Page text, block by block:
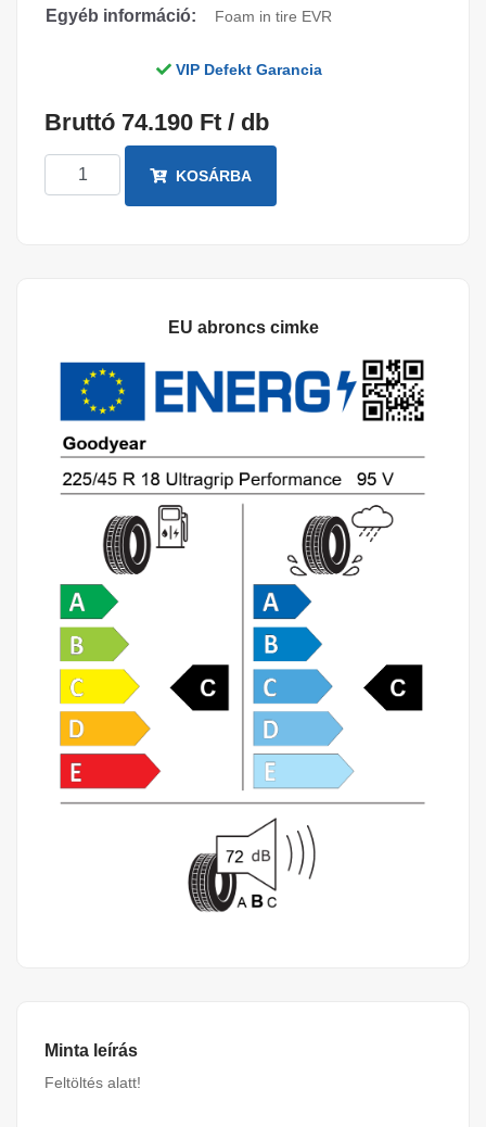
Egyéb információ: Foam in tire EVR
VIP Defekt Garancia
Bruttó 74.190 Ft / db
KOSÁRBA
EU abroncs cimke
Minta leírás
Feltöltés alatt!